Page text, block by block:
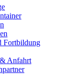
Fortbildung
Anfahrt